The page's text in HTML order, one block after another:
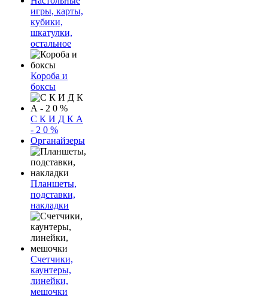
игры, карты,
кубики,
шкатулки,
остальное
Короба и
боксы
С К И Д К А
- 2 0 %
Органайзеры
Планшеты,
подставки,
накладки
Счетчики,
каунтеры,
линейки,
мешочки